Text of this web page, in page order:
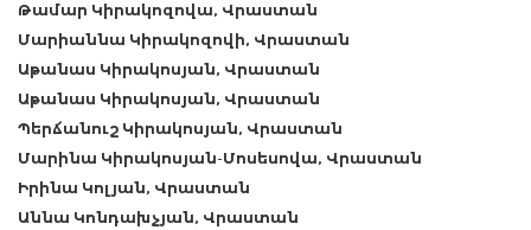
Թամար Կիրակոզովա, Վրաստան
Մարիաննա Կիրակոզովի, Վրաստան
Աթանաս Կիրակոսյան, Վրաստան
Աթանաս Կիրակոսյան, Վրաստան
Պերճանուշ Կիրակոսյան, Վրաստան
Մարինա Կիրակոսյան-Մոսեսովա, Վրաստան
Իրինա Կոլյան, Վրաստան
Աննա Կոնդախչյան, Վրաստան